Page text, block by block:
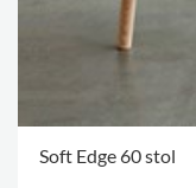
Soft Edge 60 stol